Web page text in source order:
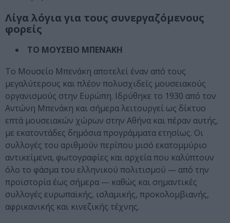
Λίγα λόγια για τους συνεργαζόμενους
φορείς
ΤΟ ΜΟΥΣΕΙΟ ΜΠΕΝΑΚΗ
Το Μουσείο Μπενάκη αποτελεί έναν από τους
μεγαλύτερους και πλέον πολυσχιδείς μουσειακούς
οργανισμούς στην Ευρώπη. Ιδρύθηκε το 1930 από τον
Αντώνη Μπενάκη και σήμερα λειτουργεί ως δίκτυο
επτά μουσειακών χώρων στην Αθήνα και πέραν αυτής,
με εκατοντάδες δημόσια προγράμματα ετησίως. Οι
συλλογές του αριθμούν περίπου μισό εκατομμύριο
αντικείμενα, φωτογραφίες και αρχεία που καλύπτουν
όλο το φάσμα του ελληνικού πολιτισμού — από την
προϊστορία έως σήμερα — καθώς και σημαντικές
συλλογές ευρωπαϊκής, ισλαμικής, προκολομβιανής,
αφρικανικής και κινεζικής τέχνης.